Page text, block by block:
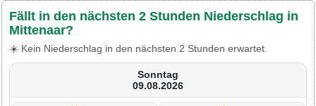
Fällt in den nächsten 2 Stunden Niederschlag in
Mittenaar?
☀️ Kein Niederschlag in den nächsten 2 Stunden erwartet.
Sonntag
09.08.2026